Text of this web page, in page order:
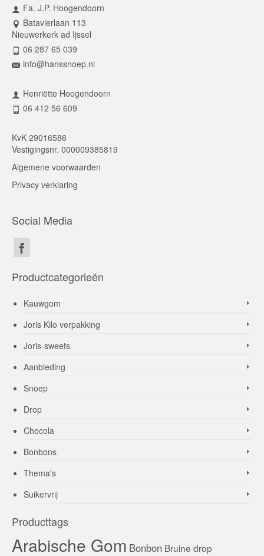
Fa. J.P. Hoogendoorn
Batavierlaan 113
Nieuwerkerk ad Ijssel
06 287 65 039
info@hanssnoep.nl
Henriëtte Hoogendoorn
06 412 56 609
KvK 29016586
Vestigingsnr. 000009385819
Algemene voorwaarden
Privacy verklaring
Social Media
Productcategorieën
Kauwgom
Joris Kilo verpakking
Joris-sweets
Aanbieding
Snoep
Drop
Chocola
Bonbons
Thema's
Suikervrij
Producttags
Arabische Gom Bonbon Bruine drop